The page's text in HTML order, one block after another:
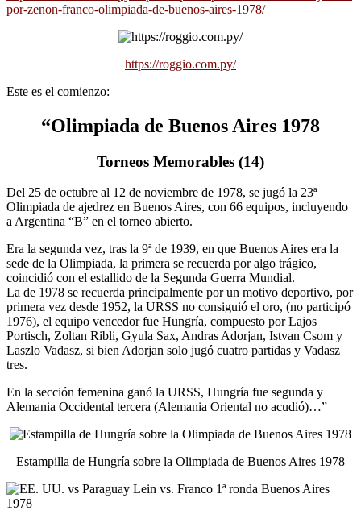
por-zenon-franco-olimpiada-de-buenos-aires-1978/
https://roggio.com.py/
Este es el comienzo:
“Olimpiada de Buenos Aires 1978
Torneos Memorables (14)
Del 25 de octubre al 12 de noviembre de 1978, se jugó la 23ª
Olimpiada de ajedrez en Buenos Aires, con 66 equipos, incluyendo
a Argentina “B” en el torneo abierto.
Era la segunda vez, tras la 9ª de 1939, en que Buenos Aires era la
sede de la Olimpiada, la primera se recuerda por algo trágico,
coincidió con el estallido de la Segunda Guerra Mundial.
La de 1978 se recuerda principalmente por un motivo deportivo, por
primera vez desde 1952, la URSS no consiguió el oro, (no participó
1976), el equipo vencedor fue Hungría, compuesto por Lajos
Portisch, Zoltan Ribli, Gyula Sax, Andras Adorjan, Istvan Csom y
Laszlo Vadasz, si bien Adorjan solo jugó cuatro partidas y Vadasz
tres.
En la sección femenina ganó la URSS, Hungría fue segunda y
Alemania Occidental tercera (Alemania Oriental no acudió)…”
Estampilla de Hungría sobre la Olimpiada de Buenos Aires 1978